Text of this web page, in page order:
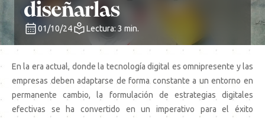
diseñarlas
01/10/24 Lectura: 3 min.
En la era actual, donde la tecnología digital es omnipresente y las
empresas deben adaptarse de forma constante a un entorno en
permanente cambio, la formulación de estrategias digitales
efectivas se ha convertido en un imperativo para el éxito